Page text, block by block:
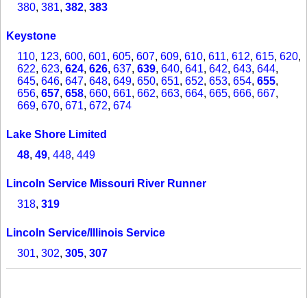
380, 381, 382, 383
Keystone
110, 123, 600, 601, 605, 607, 609, 610, 611, 612, 615, 620,
622, 623, 624, 626, 637, 639, 640, 641, 642, 643, 644,
645, 646, 647, 648, 649, 650, 651, 652, 653, 654, 655,
656, 657, 658, 660, 661, 662, 663, 664, 665, 666, 667,
669, 670, 671, 672, 674
Lake Shore Limited
48, 49, 448, 449
Lincoln Service Missouri River Runner
318, 319
Lincoln Service/Illinois Service
301, 302, 305, 307